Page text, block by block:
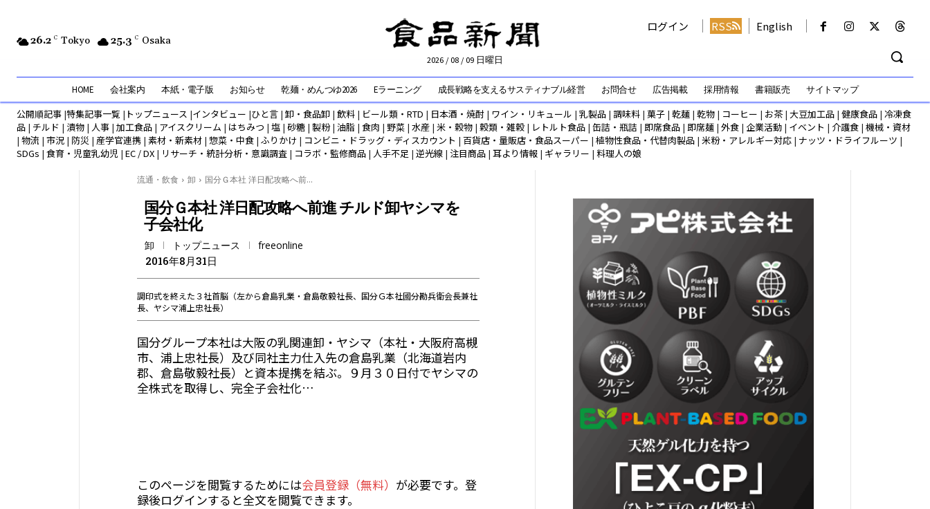
26.2 C Tokyo 25.3 C Osaka
2026 / 08 / 09 日曜日
ログイン RSS English
HOME 会社案内 本紙・電子版 お知らせ 乾麺・めんつゆ2026 Eラーニング 成長戦略を支えるサスティナブル経営 お問合せ 広告掲載 採用情報 書籍販売 サイトマップ
公開順記事 |特集記事一覧 | トップニュース |インタビュー |ひと言 |卸・食品卸 | 飲料 | ビール類・RTD | 日本酒・焼酎 | ワイン・リキュール | 乳製品 | 調味料 | 菓子 | 乾麺 | 乾物 | コーヒー | お茶 | 大豆加工品 | 健康食品 | 冷凍食
品 | チルド | 漬物 | 人事 | 加工食品 | アイスクリーム | はちみつ | 塩 | 砂糖 | 製粉| 油脂 | 食肉 | 野菜 | 水産 | 米・穀物 | 穀類・雑穀 | レトルト食品 | 缶詰・瓶詰 | 即席食品 | 即席麺 | 外食 | 企業活動 | イベント | 介護食 | 機械・資材
| 物流 | 市況 | 防災 | 産学官連携 | 素材・新素材 | 惣菜・中食 | ふりかけ | コンビニ・ドラッグ・ディスカウント | 百貨店・量販店・食品スーパー | 植物性食品・代替肉製品 | 米粉・アレルギー対応 | ナッツ・ドライフルーツ |
SDGs | 食育・児童乳幼児 | EC / DX | リサーチ・統計分析・意識調査 | コラボ・監修商品 | 人手不足 | 逆光線 | 注目商品 | 耳より情報 | ギャラリー | 料理人の娘
流通・飲食 卸 国分Ｇ本社 洋日配攻略へ前...
国分Ｇ本社 洋日配攻略へ前進 チルド卸ヤシマを
子会社化
卸 トップニュース freeonline
2016年8月31日
調印式を終えた３社首脳（左から倉島乳業・倉島敬毅社長、国分Ｇ本社國分勘兵衛会長兼社
長、ヤシマ浦上忠社長）
国分グループ本社は大阪の乳関連卸・ヤシマ（本社・大阪府高槻
市、浦上忠社長）及び同社主力仕入先の倉島乳業（北海道岩内
郡、倉島敬毅社長）と資本提携を結ぶ。９月３０日付でヤシマの
全株式を取得し、完全子会社化…
このページを閲覧するためには会員登録（無料） が必要です。登
録後ログインすると全文を閲覧できます。